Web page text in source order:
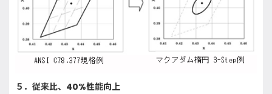
５．従来比、40%性能向上